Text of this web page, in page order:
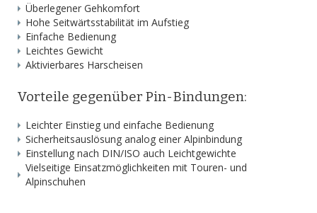
Überlegener Gehkomfort
Hohe Seitwärtsstabilität im Aufstieg
Einfache Bedienung
Leichtes Gewicht
Aktivierbares Harscheisen
Vorteile gegenüber Pin-Bindungen:
Leichter Einstieg und einfache Bedienung
Sicherheitsauslösung analog einer Alpinbindung
Einstellung nach DIN/ISO auch Leichtgewichte
Vielseitige Einsatzmöglichkeiten mit Touren- und
Alpinschuhen